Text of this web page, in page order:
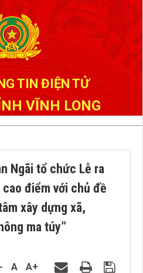
TIN ĐIỆN TỬ
VĨNH LONG
Ngãi tổ chức Lễ ra
điểm với chủ đề
xây dựng xã,
ma túy”
A A+